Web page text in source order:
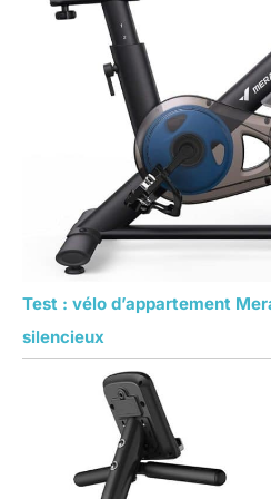
%,
de
et
Test : vélo d’appartement
silencieux